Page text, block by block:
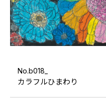
No.b018_
カラフルひまわり